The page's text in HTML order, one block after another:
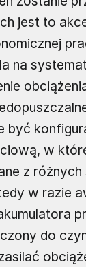
jest to
na
być
w
z różnych
w razie
do